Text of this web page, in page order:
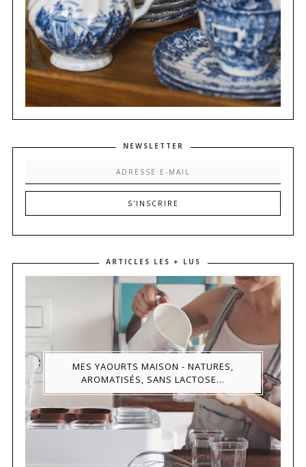
NEWSLETTER
ARTICLES LES + LUS
MES YAOURTS MAISON - NATURES,
AROMATISÉS, SANS LACTOSE...